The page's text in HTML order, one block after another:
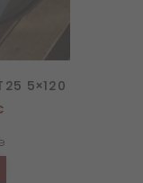
5×120
Aktueller
ist: